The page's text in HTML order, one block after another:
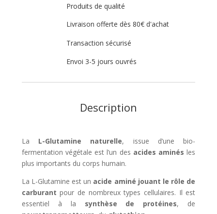
Produits de qualité
Livraison offerte dès 80€ d'achat
Transaction sécurisé
Envoi 3-5 jours ouvrés
Description
La L-Glutamine naturelle, issue d’une bio-
fermentation végétale est l’un des acides aminés les
plus importants du corps humain.
La L-Glutamine est un acide aminé jouant le rôle de
carburant pour de nombreux types cellulaires. Il est
essentiel à la synthèse de protéines, de